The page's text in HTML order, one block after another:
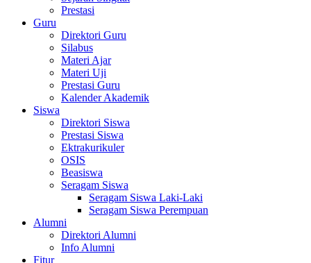
Prestasi
Guru
Direktori Guru
Silabus
Materi Ajar
Materi Uji
Prestasi Guru
Kalender Akademik
Siswa
Direktori Siswa
Prestasi Siswa
Ektrakurikuler
OSIS
Beasiswa
Seragam Siswa
Seragam Siswa Laki-Laki
Seragam Siswa Perempuan
Alumni
Direktori Alumni
Info Alumni
Fitur